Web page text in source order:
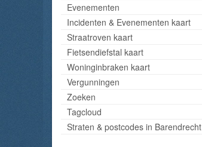
Evenementen
Incidenten & Evenementen kaart
Straatroven kaart
Fietsendiefstal kaart
Woninginbraken kaart
Vergunningen
Zoeken
Tagcloud
Straten & postcodes in Barendrecht